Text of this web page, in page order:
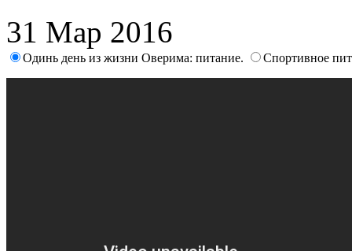
31 Мар 2016
Одинь день из жизни Оверима: питание. Спортивное